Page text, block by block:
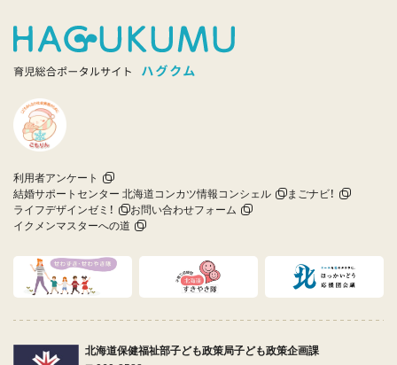
利用者アンケート
結婚サポートセンター 北海道コンカツ情報コンシェル
まごナビ！
ライフデザインゼミ！
お問い合わせフォーム
イクメンマスターへの道
北海道保健福祉部子ども政策局子ども政策企画課